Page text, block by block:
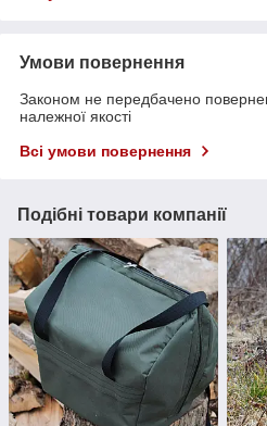
Умови повернення
Законом не передбачено
належної якості
Всі умови повернення
Подібні товари компанії